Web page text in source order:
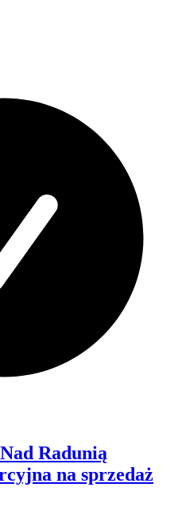
Radunią
na sprzedaż